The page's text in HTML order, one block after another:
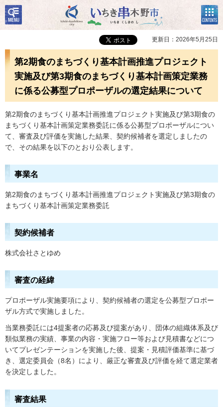
いちき串木野市
検
索・
共通
コン
テン
ツメ
ニュ
更新日：2026年5月25日
第2期食のまちづくり基本計画推進プロジェクト
実施及び第3期食のまちづくり基本計画策定業務
に係る公募型プロポーザルの選定結果について
第2期食のまちづくり基本計画推進プロジェクト実施及び第3期食の
まちづくり基本計画策定業務委託に係る公募型プロポーザルについ
て、審査及び評価を実施した結果、契約候補者を選定しましたの
で、その結果を以下のとおり公表します。
事業名
第2期食のまちづくり基本計画推進プロジェクト実施及び第3期食の
まちづくり基本計画策定業務委託
契約候補者
株式会社さとゆめ
審査の経緯
プロポーザル実施要項により、契約候補者の選定を公募型プロポー
ザル方式で実施しました。
当業務委託には4提案者の応募及び提案があり、団体の組織体系及び
類似業務の実績、事業の内容・実施フロー等および見積書などにつ
いてプレゼンテーションを実施した後、提案・見積評価基準に基づ
き、選定委員会（8名）により、厳正な審査及び評価を経て選定業者
を決定しました。
審査結果